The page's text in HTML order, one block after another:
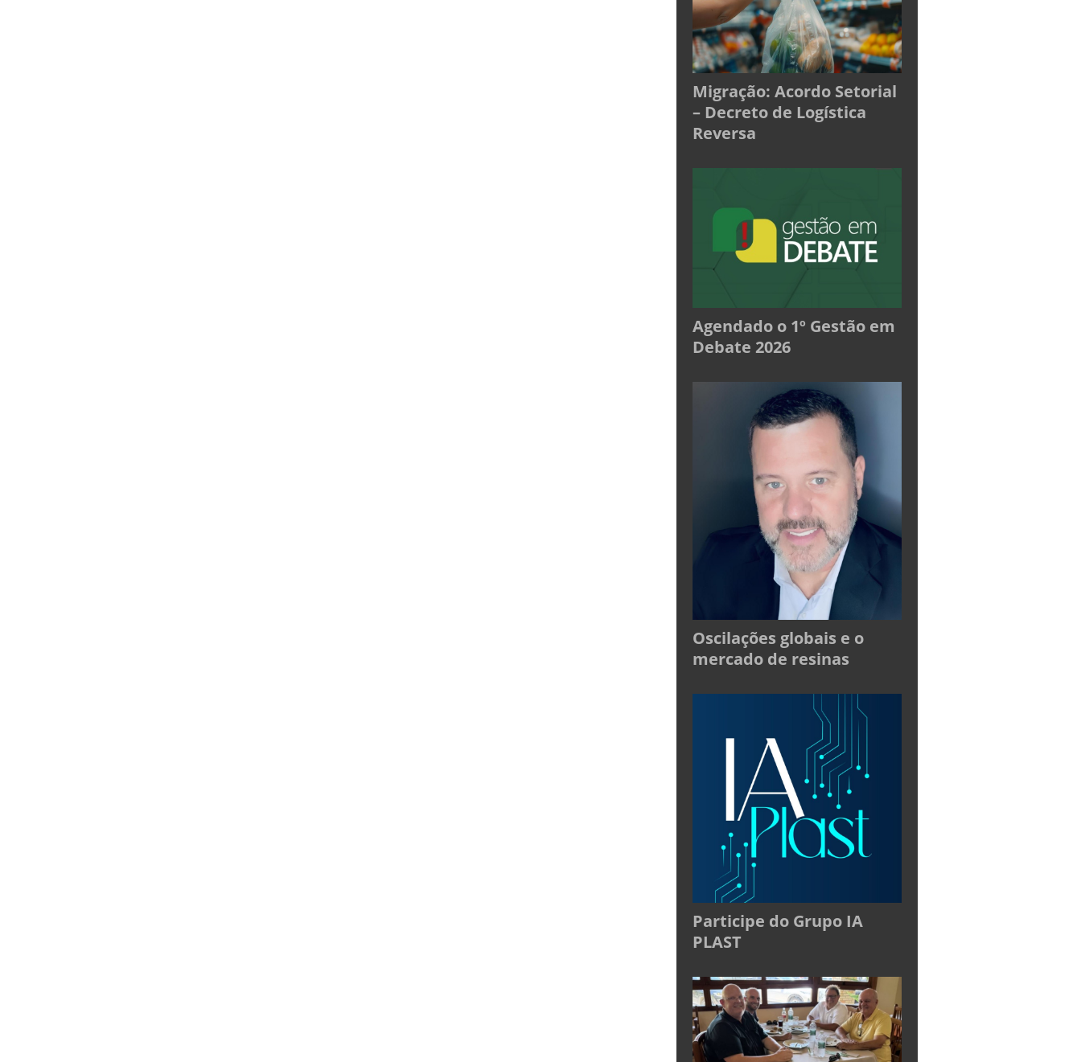
Migração: Acordo Setorial
– Decreto de Logística
Reversa
Agendado o 1º Gestão em
Debate 2026
Oscilações globais e o
mercado de resinas
Participe do Grupo IA
PLAST